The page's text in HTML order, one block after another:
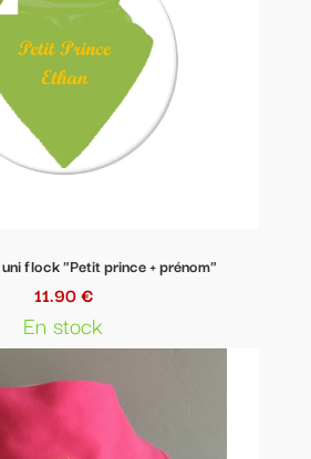
flock "Petit prince + prénom"
11.90 €
En stock